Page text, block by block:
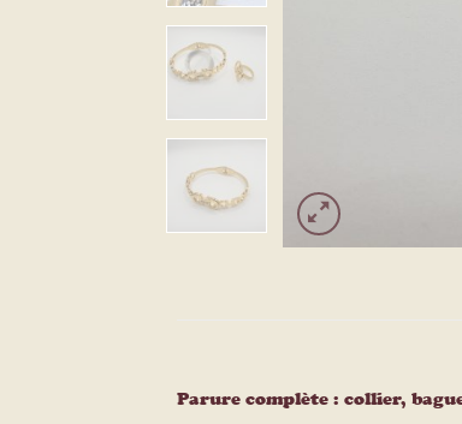
Parure complète : collier,